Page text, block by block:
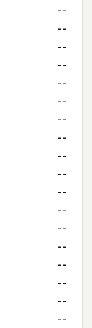
--
--
--
--
--
--
--
--
--
--
--
--
--
--
--
--
--
--